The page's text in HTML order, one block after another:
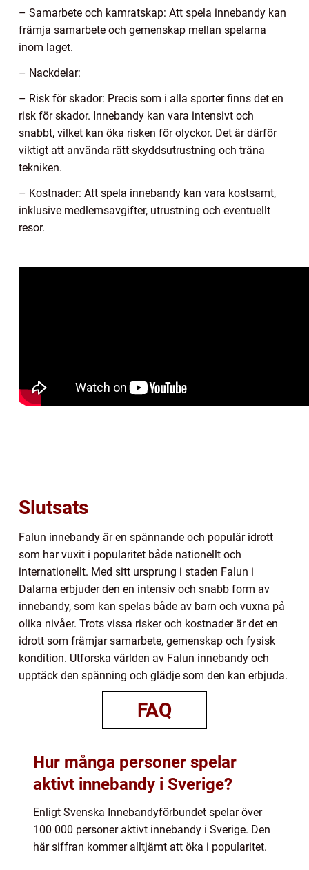
– Samarbete och kamratskap: Att spela innebandy kan
främja samarbete och gemenskap mellan spelarna
inom laget.
– Nackdelar:
– Risk för skador: Precis som i alla sporter finns det en
risk för skador. Innebandy kan vara intensivt och
snabbt, vilket kan öka risken för olyckor. Det är därför
viktigt att använda rätt skyddsutrustning och träna
tekniken.
– Kostnader: Att spela innebandy kan vara kostsamt,
inklusive medlemsavgifter, utrustning och eventuellt
resor.
Slutsats
Falun innebandy är en spännande och populär idrott
som har vuxit i popularitet både nationellt och
internationellt. Med sitt ursprung i staden Falun i
Dalarna erbjuder den en intensiv och snabb form av
innebandy, som kan spelas både av barn och vuxna på
olika nivåer. Trots vissa risker och kostnader är det en
idrott som främjar samarbete, gemenskap och fysisk
kondition. Utforska världen av Falun innebandy och
upptäck den spänning och glädje som den kan erbjuda.
FAQ
Hur många personer spelar
aktivt innebandy i Sverige?
Enligt Svenska Innebandyförbundet spelar över
100 000 personer aktivt innebandy i Sverige. Den
här siffran kommer alltjämt att öka i popularitet.